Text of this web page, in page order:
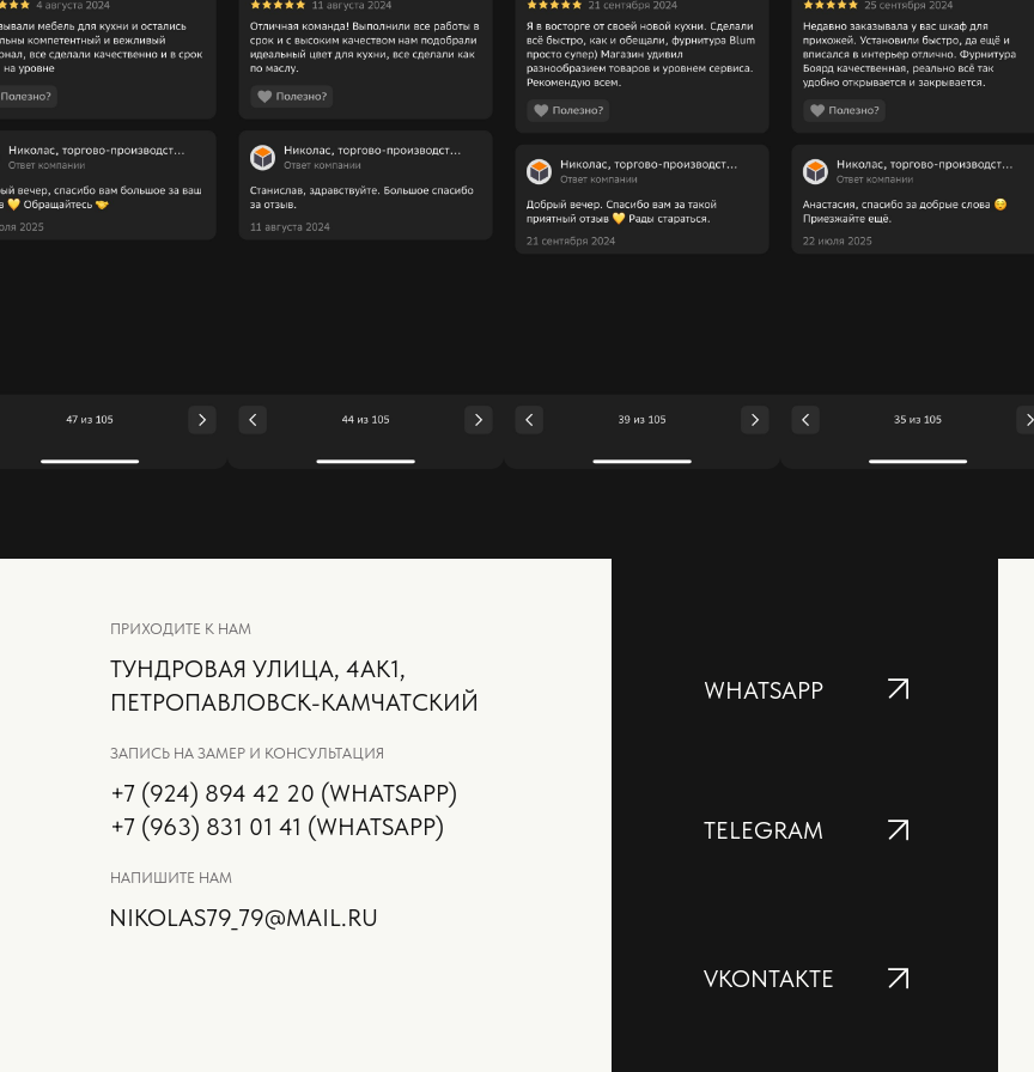
ПРИХОДИТЕ К НАМ
НАПИШИТЕ НАМ
ТУНДРОВАЯ УЛИЦА, 4АК1,
ПЕТРОПАВЛОВСК-КАМЧАТСКИЙ
NIKOLAS79_79@MAIL.RU
ЗАПИСЬ НА ЗАМЕР И КОНСУЛЬТАЦИЯ
+7 (924) 894 42 20‬ (WHATSAPP)
‪+7 (963) 831 01 41‬ (WHATSAPP)
WHATSAPP
TELEGRAM
VKONTAKTE